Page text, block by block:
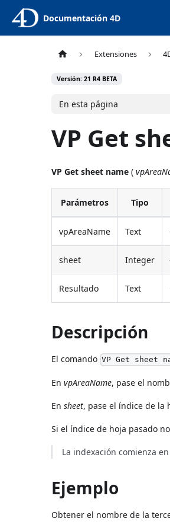
Documentación 4D
Extensiones
Versión: 21 R4 BETA
En esta página
VP Get
VP Get sheet name (
Parámetros Tipo
vpAreaName Text
sheet Integer
Resultado Text
Descripción
El comando VP Get sheet
EnvpAreaName, pase el
Ensheet, pase el índice de la
Si el índice de hoja pasado
La indexación comienza en
Ejemplo
Obtener el nombre de la